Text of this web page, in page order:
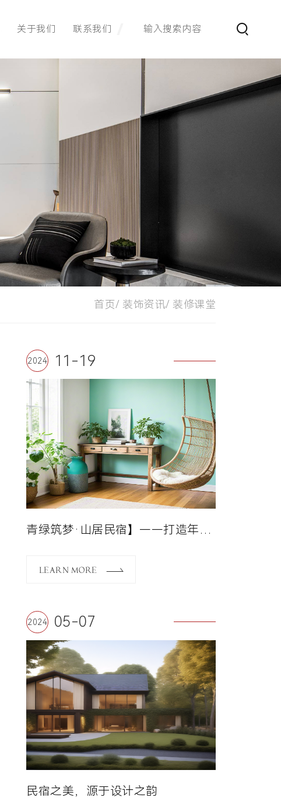
关于我们 联系我们
首页/ 装饰资讯/ 装修课堂
2024 11-19
青绿筑梦·山居民宿】——打造年轻态绿色生活美学空间
LEARN MORE
2024 05-07
民宿之美，源于设计之韵